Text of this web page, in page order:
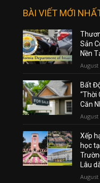
BÀI VIẾT MỚI
Sản
Nền
August
Bất
“Thời
Căn
August
Xếp
học
Lâu
August